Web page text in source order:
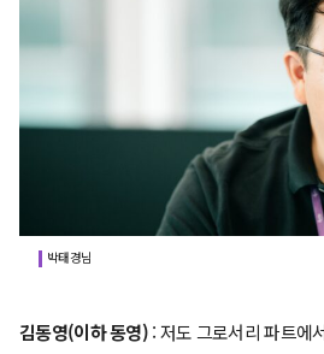
박태경님
김동영(이하 동영): 저도 그로서리 파트에